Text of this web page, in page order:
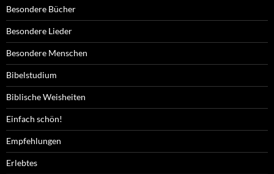
Besondere Bücher
Besondere Lieder
Besondere Menschen
Bibelstudium
Biblische Weisheiten
Einfach schön!
Empfehlungen
Erlebtes